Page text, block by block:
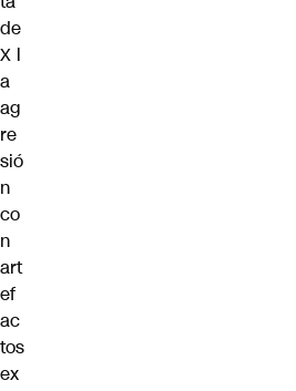
de
X l
a
ag
re
sió
n
co
n
art
ef
ac
tos
ex